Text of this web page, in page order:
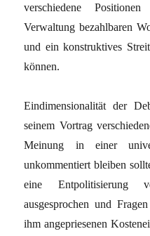
verschiedene
Verwaltung bezahlbaren
und ein konstruktives
können.
Eindimensionalität der
seinem Vortrag
Meinung in einer
unkommentiert bleiben
eine Entpolitisierung
ausgesprochen und
ihm angepriesenen